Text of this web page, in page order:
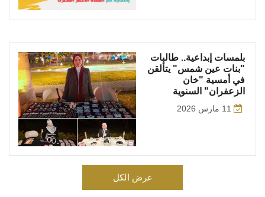
بلمسات إبداعية.. طالبات
"بنات عين شمس" يتألقن
في أمسية "خان
الزعفران" السنوية
11 مارس 2026
عرض الكل